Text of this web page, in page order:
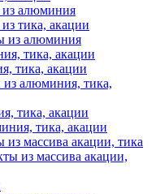
алюминия
тика, акации
из алюминия
тика, акации
тика, акации
из алюминия, тика,
тика, акации
тика, акации
массива акации, тика
из массива акации,